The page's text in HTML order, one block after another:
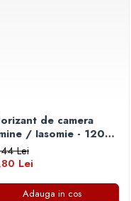
de camera
/ Iasomie - 120
Lei
Lei
Adauga in cos